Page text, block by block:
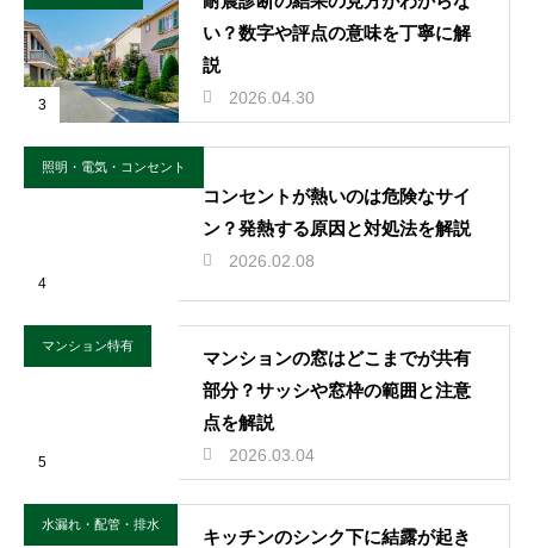
3
い？数字や評点の意味を丁寧に解
説
2026.04.30
照明・電気・コンセント
4
コンセントが熱いのは危険なサイ
ン？発熱する原因と対処法を解説
2026.02.08
マンション特有
5
マンションの窓はどこまでが共有
部分？サッシや窓枠の範囲と注意
点を解説
2026.03.04
水漏れ・配管・排水
キッチンのシンク下に結露が起き